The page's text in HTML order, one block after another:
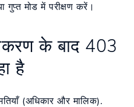
मोड में परीक्षण करें।
के बाद 403
है
(अधिकार और मालिक).